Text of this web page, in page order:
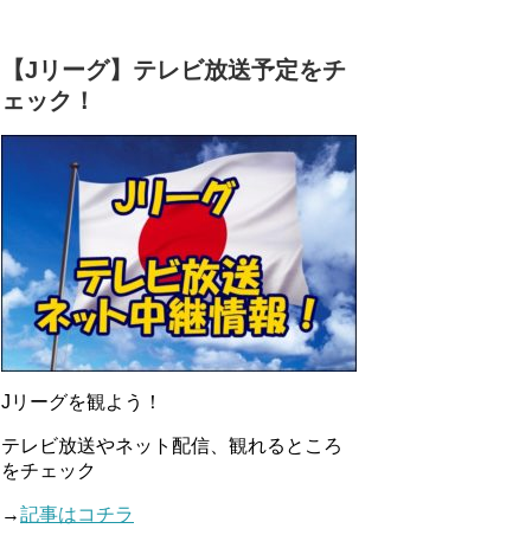
【Jリーグ】テレビ放送予定をチ
ェック！
Jリーグを観よう！
テレビ放送やネット配信、観れるところ
をチェック
→記事はコチラ